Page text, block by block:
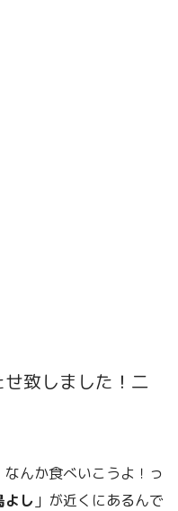
致しました！二
んか食べいこうよ！っ
よし 」が近くにあるんで